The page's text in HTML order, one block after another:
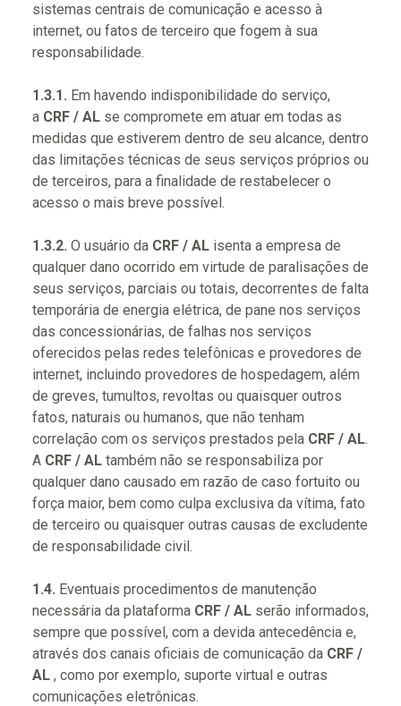
sistemas centrais de comunicação e acesso à
internet, ou fatos de terceiro que fogem à sua
responsabilidade.
1.3.1. Em havendo indisponibilidade do serviço,
a CRF / AL se compromete em atuar em todas as
medidas que estiverem dentro de seu alcance, dentro
das limitações técnicas de seus serviços próprios ou
de terceiros, para a finalidade de restabelecer o
acesso o mais breve possível.
1.3.2. O usuário da CRF / AL isenta a empresa de
qualquer dano ocorrido em virtude de paralisações de
seus serviços, parciais ou totais, decorrentes de falta
temporária de energia elétrica, de pane nos serviços
das concessionárias, de falhas nos serviços
oferecidos pelas redes telefônicas e provedores de
internet, incluindo provedores de hospedagem, além
de greves, tumultos, revoltas ou quaisquer outros
fatos, naturais ou humanos, que não tenham
correlação com os serviços prestados pela CRF / AL.
A CRF / AL também não se responsabiliza por
qualquer dano causado em razão de caso fortuito ou
força maior, bem como culpa exclusiva da vítima, fato
de terceiro ou quaisquer outras causas de excludente
de responsabilidade civil.
1.4. Eventuais procedimentos de manutenção
necessária da plataforma CRF / AL serão informados,
sempre que possível, com a devida antecedência e,
através dos canais oficiais de comunicação da CRF /
AL , como por exemplo, suporte virtual e outras
comunicações eletrônicas.